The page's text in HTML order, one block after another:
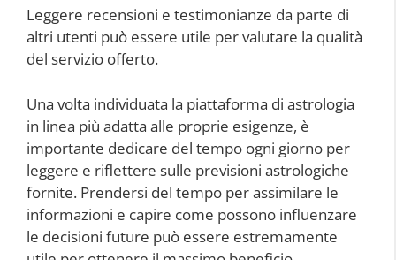
Leggere recensioni e testimonianze da parte di
altri utenti può essere utile per valutare la qualità
del servizio offerto.
Una volta individuata la piattaforma di astrologia
in linea più adatta alle proprie esigenze, è
importante dedicare del tempo ogni giorno per
leggere e riflettere sulle previsioni astrologiche
fornite. Prendersi del tempo per assimilare le
informazioni e capire come possono influenzare
le decisioni future può essere estremamente